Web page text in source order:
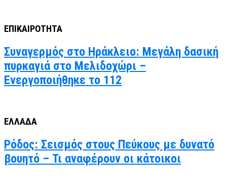
ΕΠΙΚΑΙΡΟΤΗΤΑ
Συναγερμός στο Ηράκλειο: Μεγάλη δασική
πυρκαγιά στο Μελιδοχώρι –
Ενεργοποιήθηκε το 112
ΕΛΛΑΔΑ
Ρόδος: Σεισμός στους Πεύκους με δυνατό
βουητό – Τι αναφέρουν οι κάτοικοι